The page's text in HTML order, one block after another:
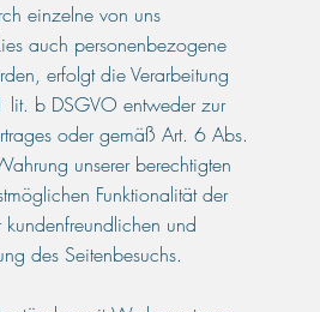
einzelne von uns
auch personenbezogene
erfolgt die Verarbeitung
b DSGVO entweder zur
oder gemäß Art. 6 Abs.
unserer berechtigten
Funktionalität der
und
des Seitenbesuchs.